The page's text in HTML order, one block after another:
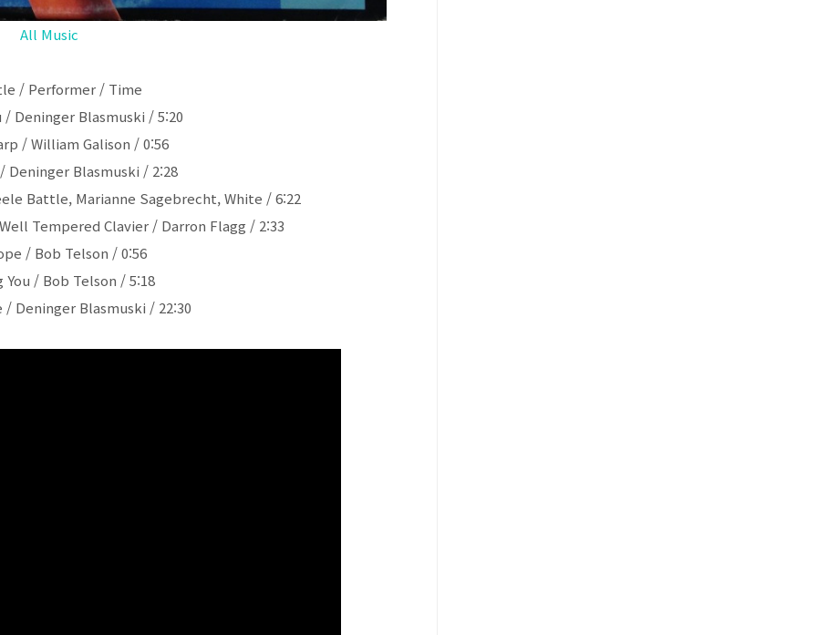
All Music
/ Performer / Time
/ Deninger Blasmuski / 5:20
/ William Galison / 0:56
Deninger Blasmuski / 2:28
Battle, Marianne Sagebrecht, White / 6:22
Tempered Clavier / Darron Flagg / 2:33
/ Bob Telson / 0:56
You / Bob Telson / 5:18
/ Deninger Blasmuski / 22:30